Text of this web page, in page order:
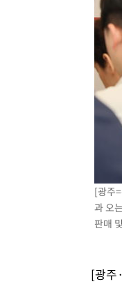
낮 최고
SK하이
여자배구
외국인
[속보]코
[속보]코
[속보]원
[속보] 노
[속보]종
외신들도
11시간 압
[속보]규제합
[광주
과 오
판매
[광주